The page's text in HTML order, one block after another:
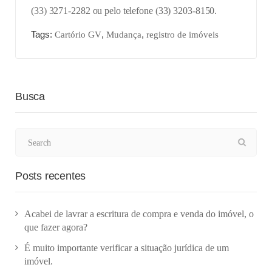
(33) 3271-2282 ou pelo telefone (33) 3203-8150.
Tags: Cartório GV, Mudança, registro de imóveis
Busca
Posts recentes
Acabei de lavrar a escritura de compra e venda do imóvel, o
que fazer agora?
É muito importante verificar a situação jurídica de um
imóvel.